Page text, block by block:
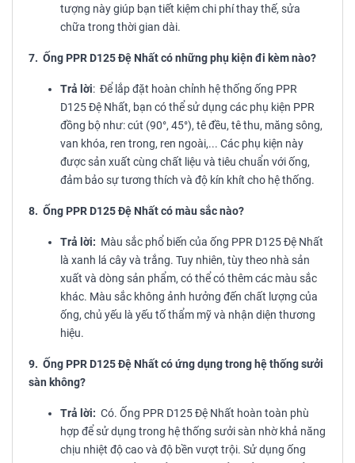
tượng này giúp bạn tiết kiệm chi phí thay thế, sửa
chữa trong thời gian dài.
7. Ống PPR D125 Đệ Nhất có những phụ kiện đi kèm nào?
Trả lời: Để lắp đặt hoàn chỉnh hệ thống ống PPR
D125 Đệ Nhất, bạn có thể sử dụng các phụ kiện PPR
đồng bộ như: cút (90°, 45°), tê đều, tê thu, măng sông,
van khóa, ren trong, ren ngoài,... Các phụ kiện này
được sản xuất cùng chất liệu và tiêu chuẩn với ống,
đảm bảo sự tương thích và độ kín khít cho hệ thống.
8. Ống PPR D125 Đệ Nhất có màu sắc nào?
Trả lời: Màu sắc phổ biến của ống PPR D125 Đệ Nhất
là xanh lá cây và trắng. Tuy nhiên, tùy theo nhà sản
xuất và dòng sản phẩm, có thể có thêm các màu sắc
khác. Màu sắc không ảnh hưởng đến chất lượng của
ống, chủ yếu là yếu tố thẩm mỹ và nhận diện thương
hiệu.
9. Ống PPR D125 Đệ Nhất có ứng dụng trong hệ thống sưởi
sàn không?
Trả lời: Có. Ống PPR D125 Đệ Nhất hoàn toàn phù
hợp để sử dụng trong hệ thống sưởi sàn nhờ khả năng
chịu nhiệt độ cao và độ bền vượt trội. Sử dụng ống